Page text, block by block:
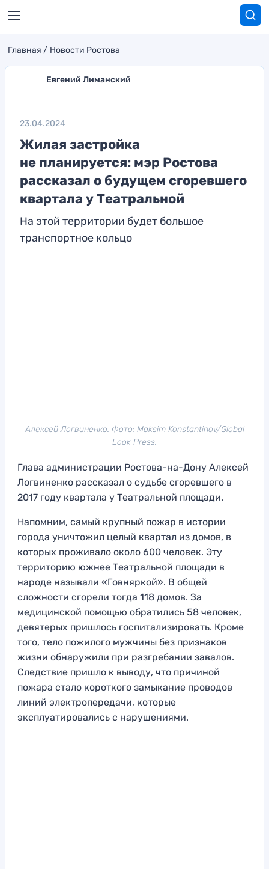
Главная Новости Ростова
Евгений Лиманский
23.04.2024
Жилая застройка
не планируется: мэр Ростова
рассказал о будущем сгоревшего
квартала у Театральной
На этой территории будет большое
транспортное кольцо
Алексей Логвиненко. Фото: Maksim Konstantinov/Global
Look Press.
Глава администрации Ростова-на-Дону Алексей
Логвиненко рассказал о судьбе сгоревшего в
2017 году квартала у Театральной площади.
Напомним, самый крупный пожар в истории
города уничтожил целый квартал из домов, в
которых проживало около 600 человек. Эту
территорию южнее Театральной площади в
народе называли «Говняркой». В общей
сложности сгорели тогда 118 домов. За
медицинской помощью обратились 58 человек,
девятерых пришлось госпитализировать. Кроме
того, тело пожилого мужчины без признаков
жизни обнаружили при разгребании завалов.
Следствие пришло к выводу, что причиной
пожара стало короткого замыкание проводов
линий электропередачи, которые
эксплуатировались с нарушениями.